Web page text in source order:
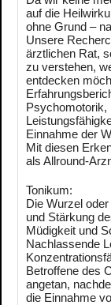
auf die
ohne Grund –
Unsere
ärztlichen Rat,
zu verstehen,
entdecken
Psychomotorik,
Einnahme der
Mit diesen
als Allround-
Tonikum:
Die Wurzel
und Stärkung
Müdigkeit und
Nachlassende
Betroffene des
angetan,
die Einnahme